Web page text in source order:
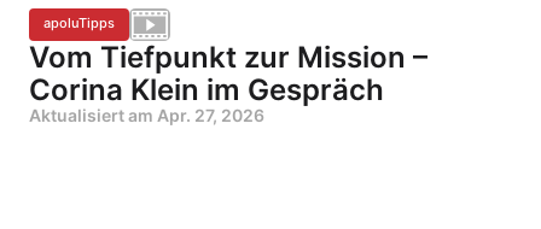
apoluTipps
Vom Tiefpunkt zur Mission –
Corina Klein im Gespräch
Aktualisiert am Apr. 27, 2026